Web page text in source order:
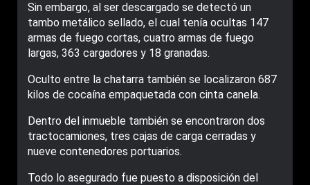
Sin embargo, al ser descargado se detectó un
tambo metálico sellado, el cual tenía ocultas 147
armas de fuego cortas, cuatro armas de fuego
largas, 363 cargadores y 18 granadas.
Oculto entre la chatarra también se localizaron 687
kilos de cocaína empaquetada con cinta canela.
Dentro del inmueble también se encontraron dos
tractocamiones, tres cajas de carga cerradas y
nueve contenedores portuarios.
Todo lo asegurado fue puesto a disposición del